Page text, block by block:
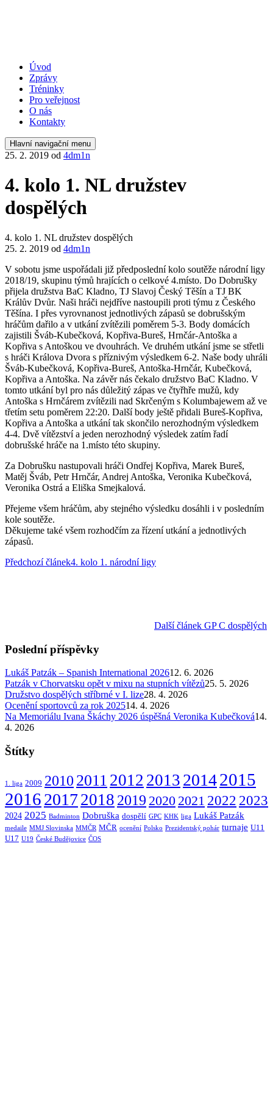
Úvod
Zprávy
Tréninky
Pro veřejnost
O nás
Kontakty
Hlavní navigační menu
25. 2. 2019 od 4dm1n
4. kolo 1. NL družstev
dospělých
4. kolo 1. NL družstev dospělých
25. 2. 2019 od 4dm1n
V sobotu jsme uspořádali již předposlední kolo soutěže národní ligy
2018/19, skupinu týmů hrajících o celkové 4.místo. Do Dobrušky
přijela družstva BaC Kladno, TJ Slavoj Český Těšín a TJ BK
Králův Dvůr. Naši hráči nejdříve nastoupili proti týmu z Českého
Těšína. I přes vyrovnanost jednotlivých zápasů se dobrušským
hráčům dařilo a v utkání zvítězili poměrem 5-3. Body domácích
zajistili Šváb-Kubečková, Kopřiva-Bureš, Hrnčár-Antoška a
Kopřiva s Antoškou ve dvouhrách. Ve druhém utkání jsme se střetli
s hráči Králova Dvora s příznivým výsledkem 6-2. Naše body uhráli
Šváb-Kubečková, Kopřiva-Bureš, Antoška-Hrnčár, Kubečková,
Kopřiva a Antoška. Na závěr nás čekalo družstvo BaC Kladno. V
tomto utkání byl pro nás důležitý zápas ve čtyřhře mužů, kdy
Antoška s Hrnčárem zvítězili nad Skrčeným s Kolumbajewem až ve
třetím setu poměrem 22:20. Další body ještě přidali Bureš-Kopřiva,
Kopřiva a Antoška a utkání tak skončilo nerozhodným výsledkem
4-4. Dvě vítězství a jeden nerozhodný výsledek zatím řadí
dobrušské hráče na 1.místo této skupiny.
Za Dobrušku nastupovali hráči Ondřej Kopřiva, Marek Bureš,
Matěj Šváb, Petr Hrnčár, Andrej Antoška, Veronika Kubečková,
Veronika Ostrá a Eliška Smejkalová.
Přejeme všem hráčům, aby stejného výsledku dosáhli i v posledním
kole soutěže.
Děkujeme také všem rozhodčím za řízení utkání a jednotlivých
zápasů.
Předchozí článek4. kolo 1. národní ligy
Další článek GP C dospělých
Poslední příspěvky
Lukáš Patzák – Spanish International 202612. 6. 2026
Patzák v Chorvatsku opět v mixu na stupních vítězů25. 5. 2026
Družstvo dospělých stříbrné v I. lize28. 4. 2026
Ocenění sportovců za rok 202514. 4. 2026
Na Memoriálu Ivana Škáchy 2026 úspěšná Veronika Kubečková14.
4. 2026
Štítky
1. liga 2009 2010 2011 2012 2013 20142015
201620172018 2019 2020 2021 2022 2023
2024 2025 Badminton Dobruška dospělí GPC KHK liga Lukáš Patzák
medaile MMJ Slovinska MMČR MČR ocenění Polsko Prezidentský pohár turnaje U11
U17 U19 České Budějovice ČOS